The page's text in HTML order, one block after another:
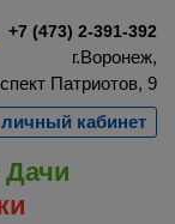
+7 (473) 2-391-392
г.Воронеж,
Патриотов, 9
кабинет